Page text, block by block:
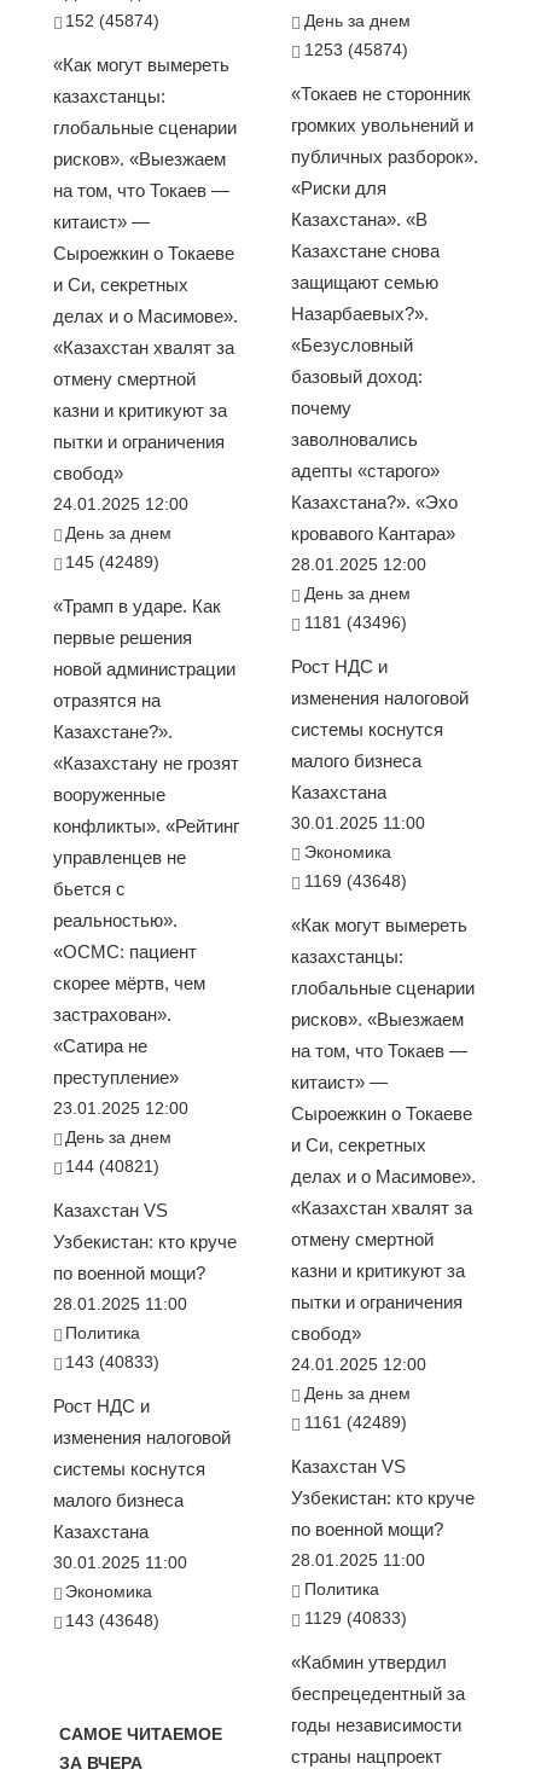
152 (45874)
«Как могут вымереть
казахстанцы:
глобальные сценарии
рисков». «Выезжаем
на том, что Токаев —
китаист» —
Сыроежкин о Токаеве
и Си, секретных
делах и о Масимове».
«Казахстан хвалят за
отмену смертной
казни и критикуют за
пытки и ограничения
свобод»
24.01.2025 12:00
День за днем
145 (42489)
«Трамп в ударе. Как
первые решения
новой администрации
отразятся на
Казахстане?».
«Казахстану не грозят
вооруженные
конфликты». «Рейтинг
управленцев не
бьется с
реальностью».
«ОСМС: пациент
скорее мёртв, чем
застрахован».
«Сатира не
преступление»
23.01.2025 12:00
День за днем
144 (40821)
Казахстан VS
Узбекистан: кто круче
по военной мощи?
28.01.2025 11:00
Политика
143 (40833)
Рост НДС и
изменения налоговой
системы коснутся
малого бизнеса
Казахстана
30.01.2025 11:00
Экономика
143 (43648)
САМОЕ ЧИТАЕМОЕ
ЗА ВЧЕРА
День за днем
1253 (45874)
«Токаев не сторонник
громких увольнений и
публичных разборок».
«Риски для
Казахстана». «В
Казахстане снова
защищают семью
Назарбаевых?».
«Безусловный
базовый доход:
почему
заволновались
адепты «старого»
Казахстана?». «Эхо
кровавого Кантара»
28.01.2025 12:00
День за днем
1181 (43496)
Рост НДС и
изменения налоговой
системы коснутся
малого бизнеса
Казахстана
30.01.2025 11:00
Экономика
1169 (43648)
«Как могут вымереть
казахстанцы:
глобальные сценарии
рисков». «Выезжаем
на том, что Токаев —
китаист» —
Сыроежкин о Токаеве
и Си, секретных
делах и о Масимове».
«Казахстан хвалят за
отмену смертной
казни и критикуют за
пытки и ограничения
свобод»
24.01.2025 12:00
День за днем
1161 (42489)
Казахстан VS
Узбекистан: кто круче
по военной мощи?
28.01.2025 11:00
Политика
1129 (40833)
«Кабмин утвердил
беспрецедентный за
годы независимости
страны нацпроект